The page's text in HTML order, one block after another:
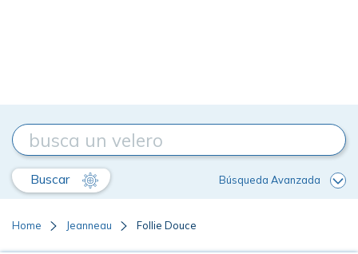
Buscar Búsqueda Avanzada
Home Jeanneau Follie Douce